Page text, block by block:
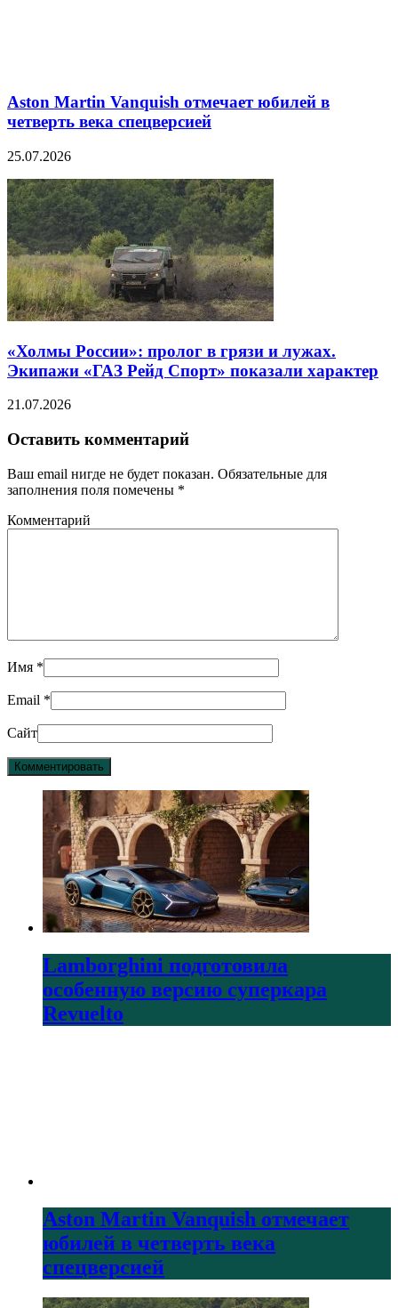
Aston Martin Vanquish отмечает юбилей в
четверть века спецверсией
25.07.2026
«Холмы России»: пролог в грязи и лужах.
Экипажи «ГАЗ Рейд Спорт» показали характер
21.07.2026
Оставить комментарий
Ваш email нигде не будет показан. Обязательные для
заполнения поля помечены *
Комментарий
Имя *
Email *
Сайт
Lamborghini подготовила
особенную версию суперкара
Revuelto
Aston Martin Vanquish отмечает
юбилей в четверть века
спецверсией